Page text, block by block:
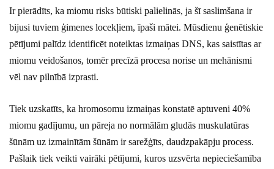
Ir pierādīts, ka miomu risks būtiski palielinās, ja šī saslimšana ir
bijusi tuviem ģimenes locekļiem, īpaši mātei. Mūsdienu ģenētiskie
pētījumi palīdz identificēt noteiktas izmaiņas DNS, kas saistītas ar
miomu veidošanos, tomēr precīzā procesa norise un mehānismi
vēl nav pilnībā izprasti.
Tiek uzskatīts, ka hromosomu izmaiņas konstatē aptuveni 40%
miomu gadījumu, un pāreja no normālām gludās muskulatūras
šūnām uz izmainītām šūnām ir sarežģīts, daudzpakāpju process.
Pašlaik tiek veikti vairāki pētījumi, kuros uzsvērta nepieciešamība